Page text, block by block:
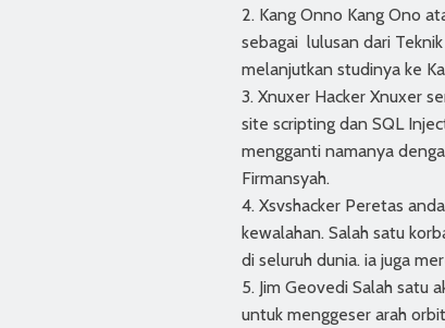
2. Kang Onno Kang Ono
sebagai lulusan dari
melanjutkan studinya ke
3. Xnuxer Hacker Xnuxer
site scripting dan SQL
mengganti namanya
Firmansyah.
4. Xsvshacker Peretas
kewalahan. Salah satu
di seluruh dunia. ia juga
5. Jim Geovedi Salah satu
untuk menggeser arah